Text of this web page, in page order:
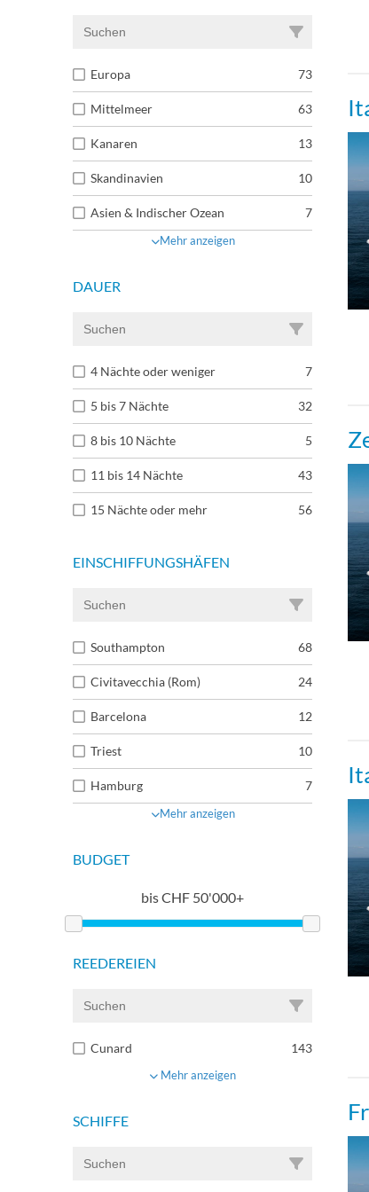
Europa 73
Mittelmeer 63
Kanaren 13
Skandinavien 10
Asien & Indischer Ozean 7
Mehr anzeigen
DAUER
4 Nächte oder weniger 7
5 bis 7 Nächte 32
8 bis 10 Nächte 5
11 bis 14 Nächte 43
15 Nächte oder mehr 56
EINSCHIFFUNGSHÄFEN
Southampton 68
Civitavecchia (Rom) 24
Barcelona 12
Triest 10
Hamburg 7
Mehr anzeigen
BUDGET
bisCHF 50'000+
REEDEREIEN
Cunard 143
Mehr anzeigen
SCHIFFE